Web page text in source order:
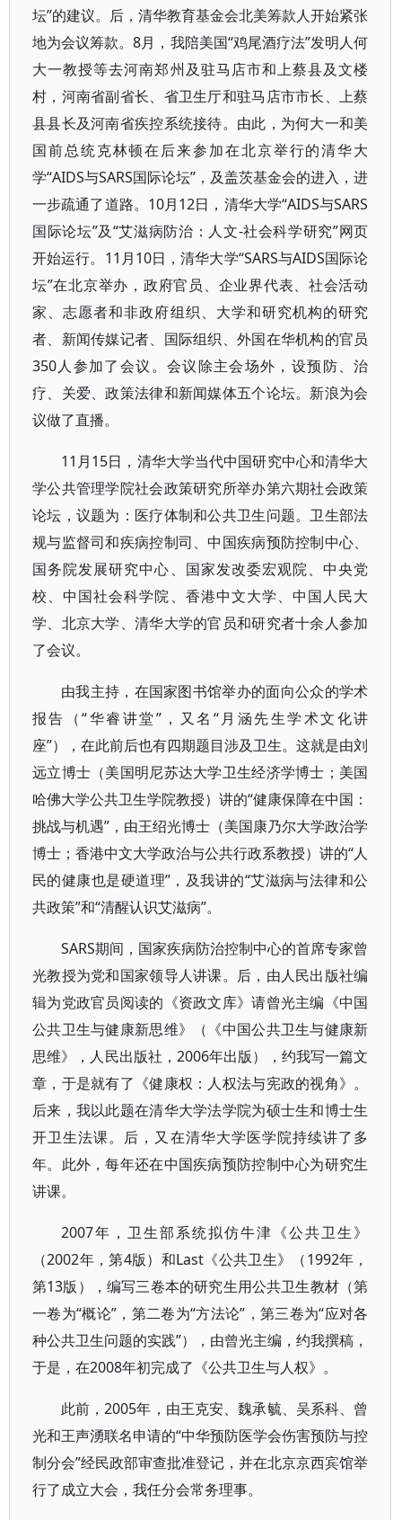
坛”的建议。后，清华教育基金会北美筹款人开始紧张
地为会议筹款。8月，我陪美国“鸡尾酒疗法”发明人何
大一教授等去河南郑州及驻马店市和上蔡县及文楼
村，河南省副省长、省卫生厅和驻马店市市长、上蔡
县县长及河南省疾控系统接待。由此，为何大一和美
国前总统克林顿在后来参加在北京举行的清华大
学“AIDS与SARS国际论坛”，及盖茨基金会的进入，进
一步疏通了道路。10月12日，清华大学“AIDS与SARS
国际论坛”及“艾滋病防治：人文-社会科学研究”网页
开始运行。11月10日，清华大学“SARS与AIDS国际论
坛”在北京举办，政府官员、企业界代表、社会活动
家、志愿者和非政府组织、大学和研究机构的研究
者、新闻传媒记者、国际组织、外国在华机构的官员
350人参加了会议。会议除主会场外，设预防、治
疗、关爱、政策法律和新闻媒体五个论坛。新浪为会
议做了直播。
11月15日，清华大学当代中国研究中心和清华大
学公共管理学院社会政策研究所举办第六期社会政策
论坛，议题为：医疗体制和公共卫生问题。卫生部法
规与监督司和疾病控制司、中国疾病预防控制中心、
国务院发展研究中心、国家发改委宏观院、中央党
校、中国社会科学院、香港中文大学、中国人民大
学、北京大学、清华大学的官员和研究者十余人参加
了会议。
由我主持，在国家图书馆举办的面向公众的学术
报告（“华睿讲堂”，又名“月涵先生学术文化讲
座”），在此前后也有四期题目涉及卫生。这就是由刘
远立博士（美国明尼苏达大学卫生经济学博士；美国
哈佛大学公共卫生学院教授）讲的“健康保障在中国：
挑战与机遇”，由王绍光博士（美国康乃尔大学政治学
博士；香港中文大学政治与公共行政系教授）讲的“人
民的健康也是硬道理”，及我讲的“艾滋病与法律和公
共政策”和“清醒认识艾滋病”。
SARS期间，国家疾病防治控制中心的首席专家曾
光教授为党和国家领导人讲课。后，由人民出版社编
辑为党政官员阅读的《资政文库》请曾光主编《中国
公共卫生与健康新思维》（《中国公共卫生与健康新
思维》，人民出版社，2006年出版），约我写一篇文
章，于是就有了《健康权：人权法与宪政的视角》。
后来，我以此题在清华大学法学院为硕士生和博士生
开卫生法课。后，又在清华大学医学院持续讲了多
年。此外，每年还在中国疾病预防控制中心为研究生
讲课。
2007年，卫生部系统拟仿牛津《公共卫生》
（2002年，第4版）和Last《公共卫生》（1992年，
第13版），编写三卷本的研究生用公共卫生教材（第
一卷为“概论”，第二卷为“方法论”，第三卷为“应对各
种公共卫生问题的实践”），由曾光主编，约我撰稿，
于是，在2008年初完成了《公共卫生与人权》。
此前，2005年，由王克安、魏承毓、吴系科、曾
光和王声湧联名申请的“中华预防医学会伤害预防与控
制分会”经民政部审查批准登记，并在北京京西宾馆举
行了成立大会，我任分会常务理事。